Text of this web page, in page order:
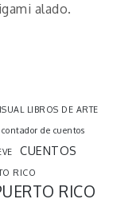
alado.
LIBROS DE ARTE
contador de cuentos
CUENTOS
RICO
RICO